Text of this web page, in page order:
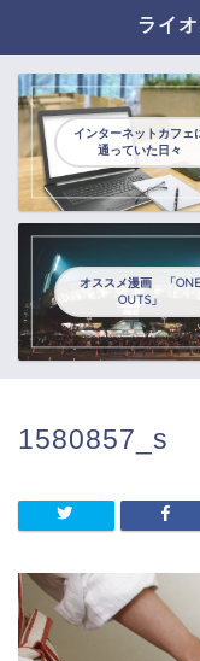
ライ
インターネットカフェ
通っていた日々
オススメ漫画 「ONE
OUTS」
1580857_s